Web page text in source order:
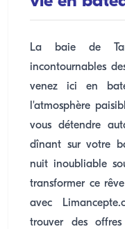
La baie de
incontournables
venez ici en
l'atmosphère
vous détendre
dînant sur votre
nuit inoubliable
transformer ce
avec
trouver des